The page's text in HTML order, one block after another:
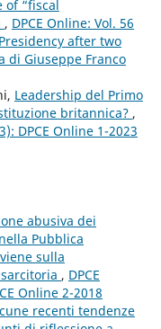
of “fiscal
, DPCE Online: Vol. 56
after two
di Giuseppe Franco
Leadership del Primo
britannica? ,
DPCE Online 1-2023
abusiva dei
Pubblica
sulla
, DPCE
Online 2-2018
recenti tendenze